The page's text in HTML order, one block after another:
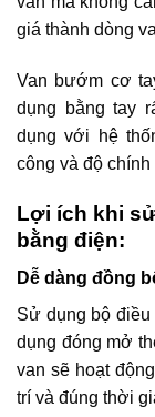
giá thành dòng
Van bướm cơ
dụng bằng tay
dụng với hệ
công và độ
Lợi ích khi
bằng điện:
Dễ dàng đồng
Sử dụng bộ
dụng đóng mở
van sẽ hoạt
trí và đúng thời